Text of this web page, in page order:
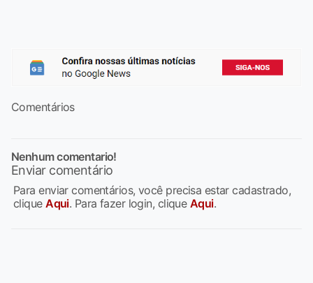
Comentários
Nenhum comentario!
Enviar comentário
Para enviar comentários, você precisa estar cadastrado,
cliqueAqui. Para fazer login, clique Aqui.